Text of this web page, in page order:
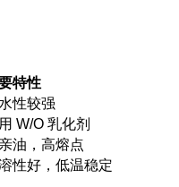
特性
性较强
W/O 乳化剂
油，高熔点
性好，低温稳定